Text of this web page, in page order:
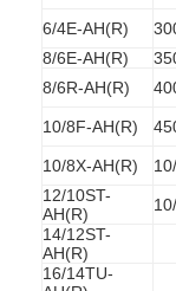
6/4E-AH(R)
8/6E-AH(R)
8/6R-AH(R)
10/8F-AH(R)
10/8X-AH(R)
12/10ST-
AH(R)
14/12ST-
AH(R)
16/14TU-